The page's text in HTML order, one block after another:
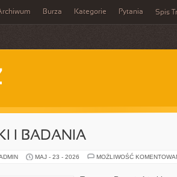
Burza Kategorie Pytania Spis
I BADANIA
MAJ - 23 - 2026 MOŻLIWOŚĆ